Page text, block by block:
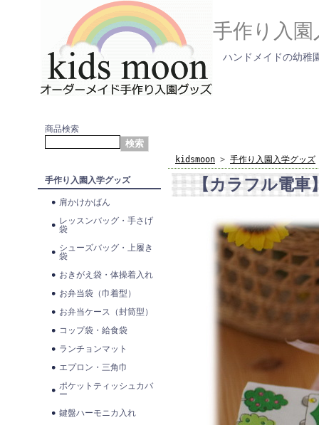
手作り入
ハンドメイドの幼稚
商品検索
手作り入園入学グッズ
肩かけかばん
レッスンバッグ・手さげ
袋
シューズバッグ・上履き
袋
おきがえ袋・体操着入れ
お弁当袋（巾着型）
お弁当ケース（封筒型）
コップ袋・給食袋
ランチョンマット
エプロン・三角巾
ポケットティッシュカバ
ー
鍵盤ハーモニカ入れ
kidsmoon > 手作り入園入学グッズ
【カラフル電車